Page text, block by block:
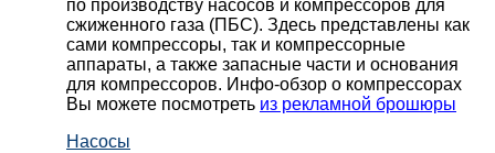
по производству насосов и компрессоров для
сжиженного газа (ПБС). Здесь представлены как
сами компрессоры, так и компрессорные
аппараты, а также запасные части и основания
для компрессоров. Инфо-обзор о компрессорах
Вы можете посмотреть из рекламной брошюры
Насосы